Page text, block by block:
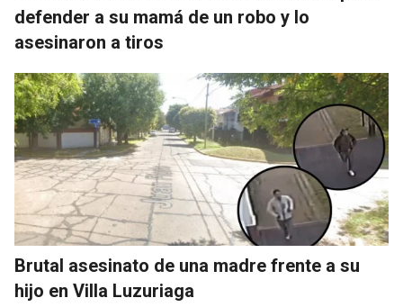
defender a su mamá de un robo y lo
asesinaron a tiros
Brutal asesinato de una madre frente a su
hijo en Villa Luzuriaga